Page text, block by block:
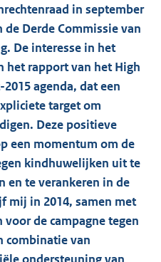
in september
Derde Commissie van
De interesse in het
het rapport van het High
agenda, dat een
target om
Deze positieve
een momentum om de
kindhuwelijken uit te
en te verankeren in de
mij in 2014, samen met
de campagne tegen
combinatie van